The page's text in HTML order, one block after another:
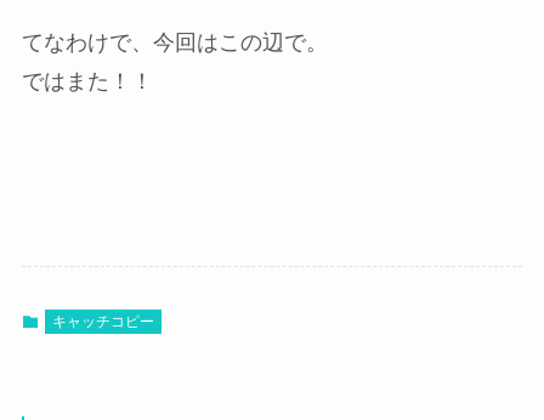
てなわけで、今回はこの辺で。
ではまた！！
キャッチコピー